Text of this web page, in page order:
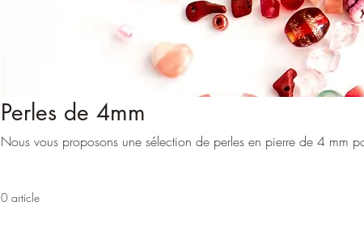
Perles de 4mm
Nous vous proposons une sélection de perles en pierre de 4 mm
0 article